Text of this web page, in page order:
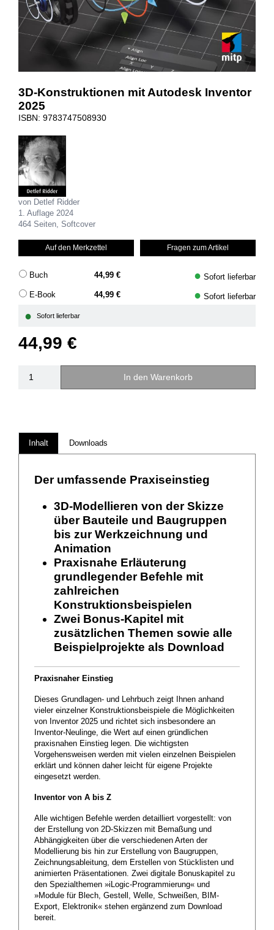
3D-Konstruktionen mit Autodesk Inventor
2025
ISBN: 9783747508930
von Detlef Ridder
1. Auflage 2024
464 Seiten, Softcover
Auf den Merkzettel Fragen zum Artikel
Buch 44,99 € ● Sofort lieferbar
E-Book 44,99 € ● Sofort lieferbar
● Sofort lieferbar
44,99 €
In den Warenkorb
Inhalt Downloads
Der umfassende Praxiseinstieg
3D-Modellieren von der Skizze
über Bauteile und Baugruppen
bis zur Werkzeichnung und
Animation
Praxisnahe Erläuterung
grundlegender Befehle mit
zahlreichen
Konstruktionsbeispielen
Zwei Bonus-Kapitel mit
zusätzlichen Themen sowie alle
Beispielprojekte als Download
Praxisnaher Einstieg
Dieses Grundlagen- und Lehrbuch zeigt Ihnen anhand
vieler einzelner Konstruktionsbeispiele die Möglichkeiten
von Inventor 2025 und richtet sich insbesondere an
Inventor-Neulinge, die Wert auf einen gründlichen
praxisnahen Einstieg legen. Die wichtigsten
Vorgehensweisen werden mit vielen einzelnen Beispielen
erklärt und können daher leicht für eigene Projekte
eingesetzt werden.
Inventor von A bis Z
Alle wichtigen Befehle werden detailliert vorgestellt: von
der Erstellung von 2D-Skizzen mit Bemaßung und
Abhängigkeiten über die verschiedenen Arten der
Modellierung bis hin zur Erstellung von Baugruppen,
Zeichnungsableitung, dem Erstellen von Stücklisten und
animierten Präsentationen. Zwei digitale Bonuskapitel zu
den Spezialthemen »iLogic-Programmierung« und
»Module für Blech, Gestell, Welle, Schweißen, BIM-
Export, Elektronik« stehen ergänzend zum Download
bereit.